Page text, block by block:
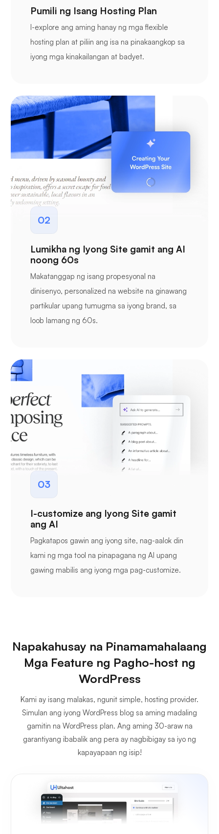
Pumili ng Isang Hosting Plan
I-explore ang aming hanay ng mga flexible
hosting plan at piliin ang isa na pinakaangkop sa
iyong mga kinakailangan at badyet.
02
Lumikha ng Iyong Site gamit ang AI
noong 60s
Makatanggap ng isang propesyonal na
dinisenyo, personalized na website na ginawang
partikular upang tumugma sa iyong brand, sa
loob lamang ng 60s.
03
I-customize ang Iyong Site gamit
ang AI
Pagkatapos gawin ang iyong site, nag-aalok din
kami ng mga tool na pinapagana ng AI upang
gawing mabilis ang iyong mga pag-customize.
Napakahusay na Pinamamahalaang
Mga Feature ng Pagho-host ng
WordPress
Kami ay isang malakas, ngunit simple, hosting provider.
Simulan ang iyong WordPress blog sa aming madaling
gamitin na WordPress plan. Ang aming 30-araw na
garantiyang ibabalik ang pera ay nagbibigay sa iyo ng
kapayapaan ng isip!